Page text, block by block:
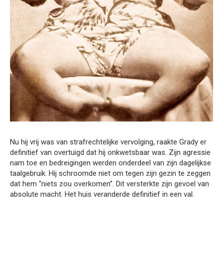
Nu hij vrij was van strafrechtelijke vervolging, raakte Grady er
definitief van overtuigd dat hij onkwetsbaar was. Zijn agressie
nam toe en bedreigingen werden onderdeel van zijn dagelijkse
taalgebruik. Hij schroomde niet om tegen zijn gezin te zeggen
dat hem “niets zou overkomen”. Dit versterkte zijn gevoel van
absolute macht. Het huis veranderde definitief in een val.